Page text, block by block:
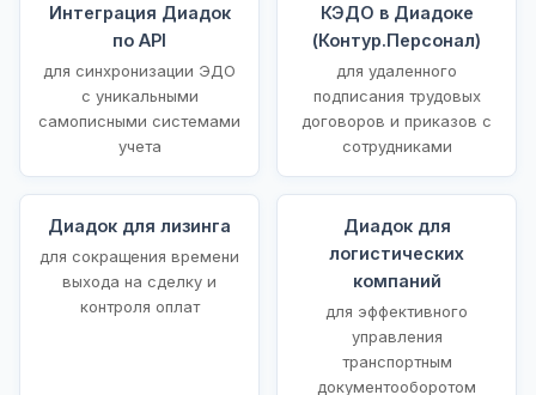
Интеграция Диадок
по API
для синхронизации ЭДО
с уникальными
самописными системами
учета
КЭДО в Диадоке
(Контур.Персонал)
для удаленного
подписания трудовых
договоров и приказов с
сотрудниками
Диадок для лизинга
для сокращения времени
выхода на сделку и
контроля оплат
Диадок для
логистических
компаний
для эффективного
управления
транспортным
документооборотом